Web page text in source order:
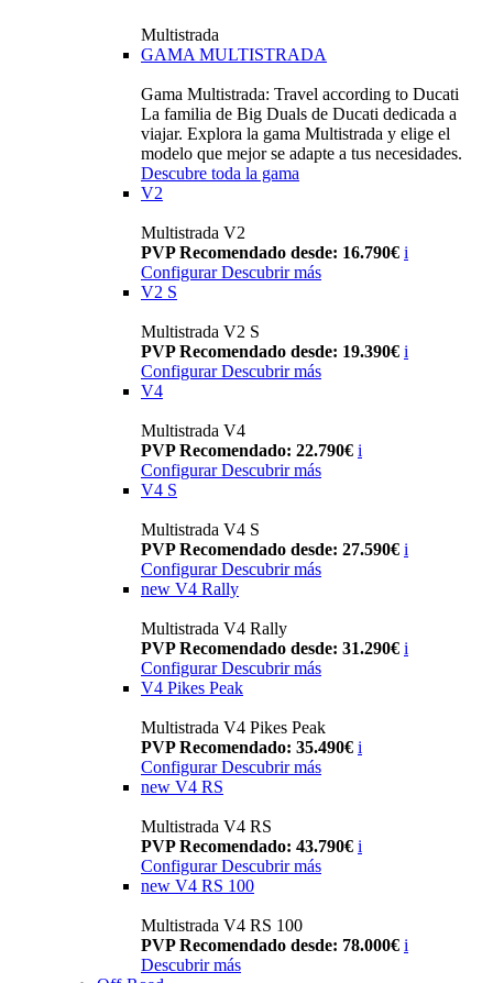
Multistrada
GAMA MULTISTRADA
Gama Multistrada: Travel according to Ducati
La familia de Big Duals de Ducati dedicada a
viajar. Explora la gama Multistrada y elige el
modelo que mejor se adapte a tus necesidades.
Descubre toda la gama
V2
Multistrada V2
PVP Recomendado desde: 16.790€ i
Configurar Descubrir más
V2 S
Multistrada V2 S
PVP Recomendado desde: 19.390€ i
Configurar Descubrir más
V4
Multistrada V4
PVP Recomendado: 22.790€ i
Configurar Descubrir más
V4 S
Multistrada V4 S
PVP Recomendado desde: 27.590€ i
Configurar Descubrir más
new V4 Rally
Multistrada V4 Rally
PVP Recomendado desde: 31.290€ i
Configurar Descubrir más
V4 Pikes Peak
Multistrada V4 Pikes Peak
PVP Recomendado: 35.490€ i
Configurar Descubrir más
new V4 RS
Multistrada V4 RS
PVP Recomendado: 43.790€ i
ConfigurarDescubrir más
new V4 RS 100
Multistrada V4 RS 100
PVP Recomendado desde: 78.000€ i
Descubrir más